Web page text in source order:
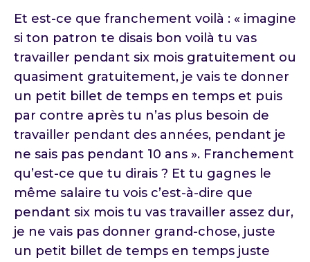
Et est-ce que franchement voilà : « imagine
si ton patron te disais bon voilà tu vas
travailler pendant six mois gratuitement ou
quasiment gratuitement, je vais te donner
un petit billet de temps en temps et puis
par contre après tu n’as plus besoin de
travailler pendant des années, pendant je
ne sais pas pendant 10 ans ». Franchement
qu’est-ce que tu dirais ? Et tu gagnes le
même salaire tu vois c’est-à-dire que
pendant six mois tu vas travailler assez dur,
je ne vais pas donner grand-chose, juste
un petit billet de temps en temps juste